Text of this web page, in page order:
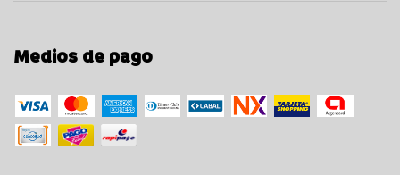
Medios de pago